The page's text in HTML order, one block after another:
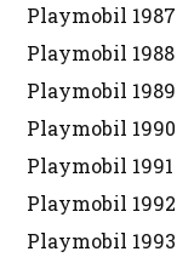
Playmobil 1987
Playmobil 1988
Playmobil 1989
Playmobil 1990
Playmobil 1991
Playmobil 1992
Playmobil 1993